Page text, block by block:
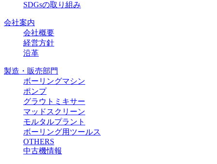
SDGsの取り組み
会社案内
会社概要
経営方針
沿革
製造・販売部門
ボーリングマシン
ポンプ
グラウトミキサー
マッドスクリーン
モルタルプラント
ボーリング用ツールス
OTHERS
中古機情報